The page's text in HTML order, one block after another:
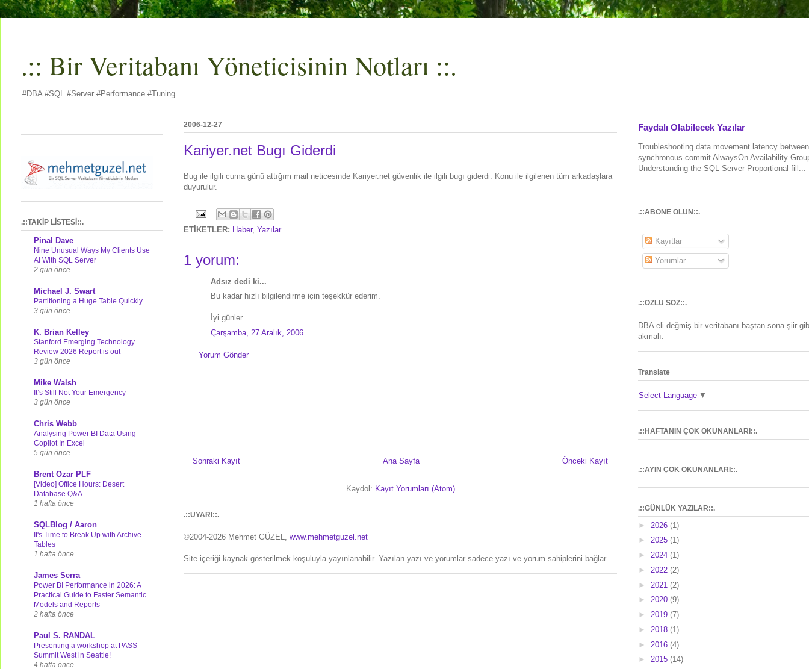
.:: Bir Veritabanı Yöneticisinin Notları ::.
#DBA #SQL #Server #Performance #Tuning
2006-12-27
Kariyer.net Bugı Giderdi
Bug ile ilgili cuma günü attığım mail neticesinde Kariyer.net güvenlik ile ilgili bugı giderdi. Konu ile ilgilenen tüm arkadaşlara
duyurulur.
ETİKETLER: Haber, Yazılar
1 yorum:
Adsız dedi ki...
Bu kadar hızlı bilgilendirme için teşekkür ederim.
İyi günler.
Çarşamba, 27 Aralık, 2006
Yorum Gönder
Sonraki Kayıt Önceki Kayıt
Ana Sayfa
Kaydol: Kayıt Yorumları (Atom)
.::UYARI::.
©2004-2026 Mehmet GÜZEL, www.mehmetguzel.net
Site içeriği kaynak gösterilmek koşuluyla yayınlanabilir. Yazılan yazı ve yorumlar sadece yazı ve yorum sahiplerini bağlar.
.::TAKİP LİSTESİ::.
Pinal Dave
Nine Unusual Ways My Clients Use
AI With SQL Server
2 gün önce
Michael J. Swart
Partitioning a Huge Table Quickly
3 gün önce
K. Brian Kelley
Stanford Emerging Technology
Review 2026 Report is out
3 gün önce
Mike Walsh
It’s Still Not Your Emergency
3 gün önce
Chris Webb
Analysing Power BI Data Using
Copilot In Excel
5 gün önce
Brent Ozar PLF
[Video] Office Hours: Desert
Database Q&A
1 hafta önce
SQLBlog / Aaron
It's Time to Break Up with Archive
Tables
1 hafta önce
James Serra
Power BI Performance in 2026: A
Practical Guide to Faster Semantic
Models and Reports
2 hafta önce
Paul S. RANDAL
Presenting a workshop at PASS
Summit West in Seattle!
4 hafta önce
Faydalı Olabilecek Yazılar
Troubleshooting data movement latency between
synchronous-commit AlwaysOn Availability
Understanding the SQL Server Proportional fill...
.::ABONE OLUN::.
Kayıtlar
Yorumlar
.::ÖZLÜ SÖZ::.
DBA eli değmiş bir veritabanı baştan sona şiir
akmalı.
Translate
Select Language ▼
.::HAFTANIN ÇOK OKUNANLARI::.
.::AYIN ÇOK OKUNANLARI::.
.::GÜNLÜK YAZILAR::.
► 2026 (1)
► 2025 (1)
► 2024 (1)
► 2022 (2)
► 2021 (2)
► 2020 (9)
► 2019 (7)
► 2018 (1)
► 2016 (4)
► 2015 (14)